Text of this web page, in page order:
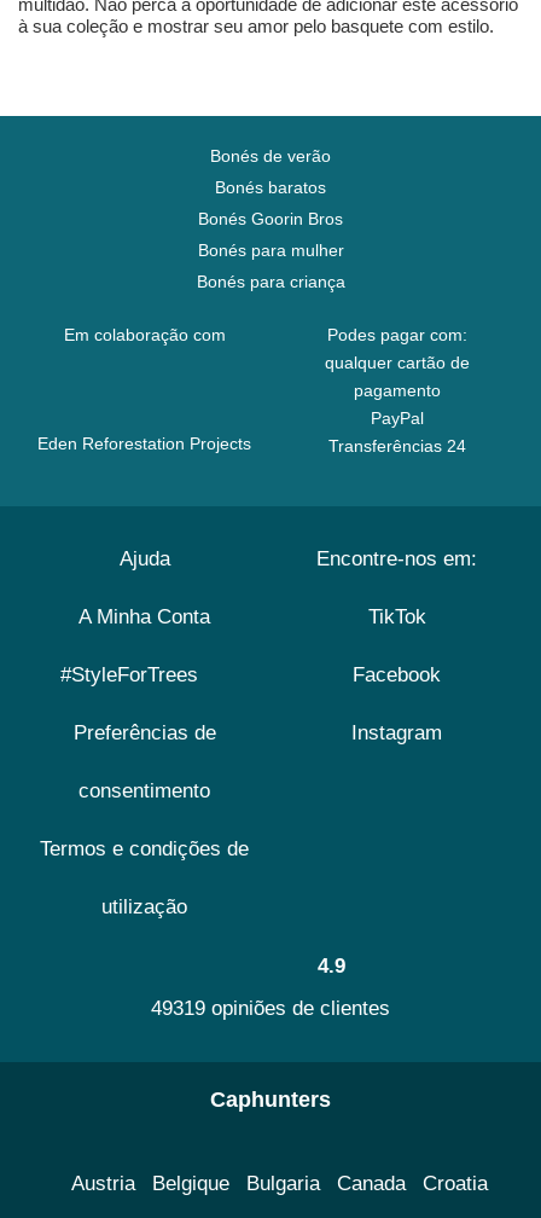
multidão. Não perca a oportunidade de adicionar este acessório
à sua coleção e mostrar seu amor pelo basquete com estilo.
Bonés de verão
Bonés baratos
Bonés Goorin Bros
Bonés para mulher
Bonés para criança
Em colaboração com
Eden Reforestation Projects
Podes pagar com:
qualquer cartão de
pagamento
PayPal
Transferências 24
Ajuda
A Minha Conta
#StyleForTrees
Preferências de
consentimento
Termos e condições de
utilização
Encontre-nos em:
TikTok
Facebook
Instagram
4.9
49319 opiniões de clientes
Caphunters
Austria Belgique Bulgaria Canada Croatia